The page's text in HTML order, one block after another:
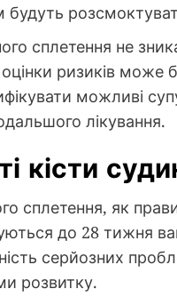
сплетення не
ризиків
можливі
лікування.
кісти
сплетення, як
до 28 тижня
серйозних
розвитку.